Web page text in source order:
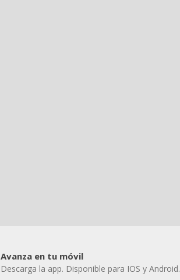
Avanza en tu móvil
Descarga la app. Disponible para IOS y Android.